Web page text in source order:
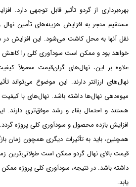
بهره‌برداری از گردو تأثیر قابل توجهی دارد.
مستقیم منجر به افزایش هزینه‌های تأمین
نقل آنها به محل کاشت می‌شود. این افزایش در
خواهد بود و ممکن است سودآوری کلی را
علاوه بر این، نهال‌های گران‌قیمت معمولاً
نهال‌های ارزانتر دارند. این موضوع می‌تواند
میوه‌دهی نهال‌ها داشته باشد. نهال‌های با کیفیت
هستند و احتمال بقاء و رشد موفق‌تری دارند.
افزایش بازده محصول و سودآوری کلی پروژه گردد.
همچنین، باید به تأثیرات دیگری همچون زمان
قیمت بالای نهال گردو ممکن است طولانی‌ترین
داشته باشد. در نتیجه، سودآوری کلی پروژه
یابد.